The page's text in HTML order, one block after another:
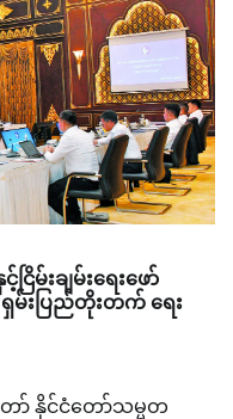
မ်းချမ်းရေးဖော်
မ်းပြည်တိုးတက် ရေး
ော် နိုင်ငံတော်သမ္မတ